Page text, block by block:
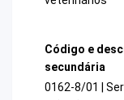
Código e
secundária
0162-8/01 |